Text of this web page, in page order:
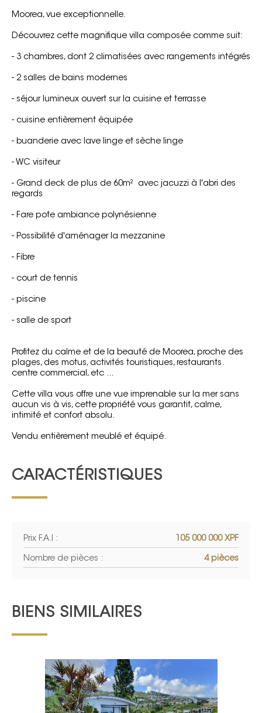
Moorea, vue exceptionnelle.
Découvrez cette magnifique villa composée comme suit:
- 3 chambres, dont 2 climatisées avec rangements intégrés
- 2 salles de bains modernes
- séjour lumineux ouvert sur la cuisine et terrasse
- cuisine entièrement équipée
- buanderie avec lave linge et sèche linge
- WC visiteur
- Grand deck de plus de 60m² avec jacuzzi à l'abri des
regards
- Fare pote ambiance polynésienne
- Possibilité d'aménager la mezzanine
- Fibre
- court de tennis
- piscine
- salle de sport
Profitez du calme et de la beauté de Moorea, proche des
plages, des motus, activités touristiques, restaurants.
centre commercial, etc ...
Cette villa vous offre une vue imprenable sur la mer sans
aucun vis à vis, cette propriété vous garantit, calme,
intimité et confort absolu.
Vendu entièrement meublé et équipé.
CARACTÉRISTIQUES
Prix F.A.I : 105 000 000 XPF
Nombre de pièces : 4 pièces
BIENS SIMILAIRES